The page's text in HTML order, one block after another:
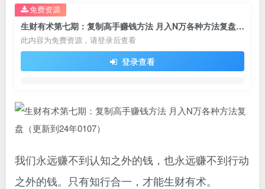
生财有术第七期：复制高手赚钱方法 月入N万各种方法复盘（更新到24年0107）
此内容为免费资源，请登录后查看
登录查看
免费资源
我们永远赚不到认知之外的钱，也永远赚不到行动
之外的钱。只有知行合一，才能生财有术。